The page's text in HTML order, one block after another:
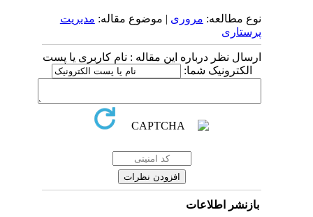
نوع مطالعه:مروری| موضوع مقاله:مدیریت
پرستاری
ارسال نظر درباره این مقاله : نام کاربری یا پست
الکترونیک شما:
بازنشر اطلاعات